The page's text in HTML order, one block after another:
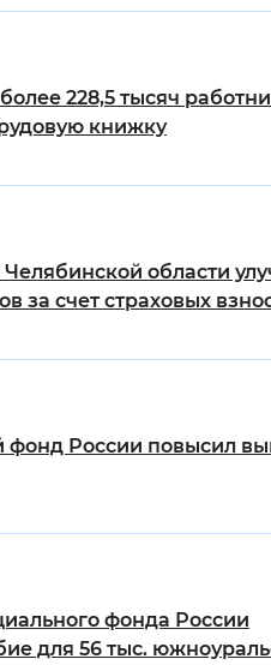
ассистент
настройки
228,5 тысяч
книжку
области
за счет страховых
фонд России повысил
фонда России
для 56 тыс.